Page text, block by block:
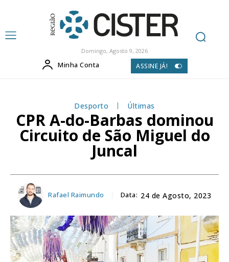
Domingo, Agosto 9, 2026
Minha Conta ASSINE JÁ!
Desporto Últimas
CPR A-do-Barbas dominou
Circuito de São Miguel do
Juncal
Rafael Raimundo Data: 24 de Agosto, 2023